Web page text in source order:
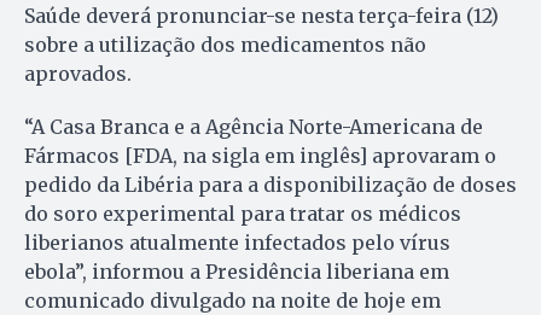
Saúde deverá pronunciar-se nesta terça-feira (12)
sobre a utilização dos medicamentos não
aprovados.
“A Casa Branca e a Agência Norte-Americana de
Fármacos [FDA, na sigla em inglês] aprovaram o
pedido da Libéria para a disponibilização de doses
do soro experimental para tratar os médicos
liberianos atualmente infectados pelo vírus
ebola”, informou a Presidência liberiana em
comunicado divulgado na noite de hoje em